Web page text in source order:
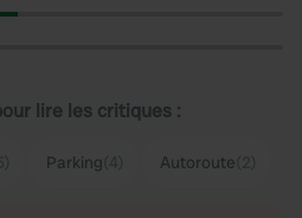
lire les critiques :
Parking Autoroute